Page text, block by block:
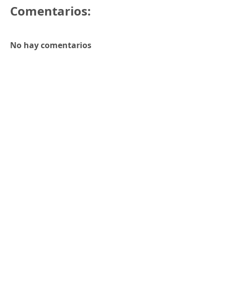
Comentarios:
No hay comentarios